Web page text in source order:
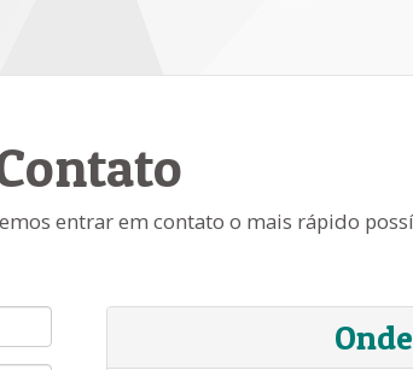
entrar em contato o mais rápido